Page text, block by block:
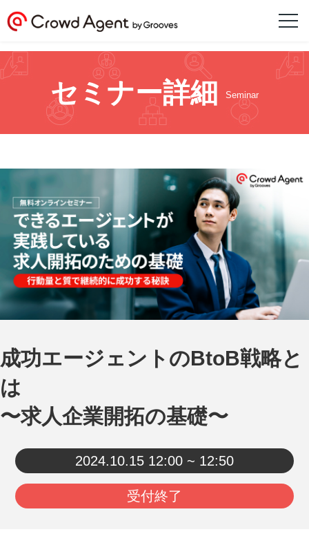
セミナー詳細 Seminar
成功エージェントのBtoB戦略と
は
〜求人企業開拓の基礎〜
2024.10.15 12:00 ~ 12:50
受付終了